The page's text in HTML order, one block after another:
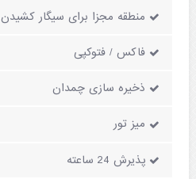
منطقه مجزا برای سیگار کشیدن
فاکس / فتوکپی
ذخیره سازی چمدان
میز تور
پذیرش 24 ساعته